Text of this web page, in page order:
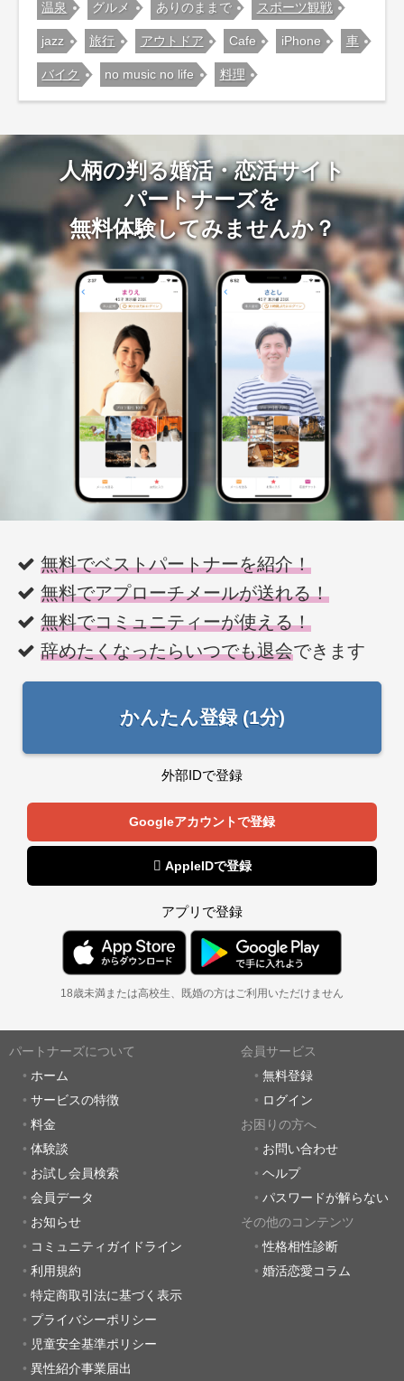
温泉 グルメ ありのままで スポーツ観戦
jazz 旅行 アウトドア Cafe iPhone 車
バイク no music no life 料理
人柄の判る婚活・恋活サイト
パートナーズを
無料体験してみませんか？
無料でベストパートナーを紹介！
無料でアプローチメールが送れる！
無料でコミュニティーが使える！
辞めたくなったらいつでも退会できます
かんたん登録 (1分)
外部IDで登録
Googleアカウントで登録
 AppleIDで登録
アプリで登録
18歳未満または高校生、既婚の方はご利用いただけません
パートナーズについて
ホーム
サービスの特徴
料金
体験談
お試し会員検索
会員データ
お知らせ
コミュニティガイドライン
利用規約
特定商取引法に基づく表示
プライバシーポリシー
児童安全基準ポリシー
異性紹介事業届出
会員サービス
無料登録
ログイン
お困りの方へ
お問い合わせ
ヘルプ
パスワードが解らない
その他のコンテンツ
性格相性診断
婚活恋愛コラム